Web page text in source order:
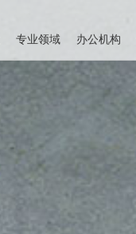
专业领域 办公机构